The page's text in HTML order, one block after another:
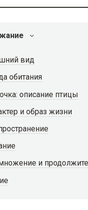
вид
обитания
описание птицы
и образ жизни
и